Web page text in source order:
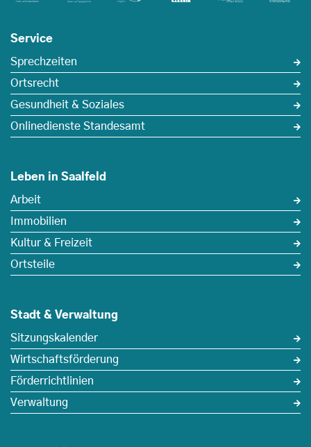
Service
Sprechzeiten
Ortsrecht
Gesundheit & Soziales
Onlinedienste Standesamt
Leben in Saalfeld
Arbeit
Immobilien
Kultur & Freizeit
Ortsteile
Stadt & Verwaltung
Sitzungskalender
Wirtschaftsförderung
Förderrichtlinien
Verwaltung